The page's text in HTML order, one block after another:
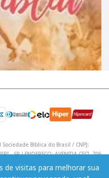
de visitas para melhorar sua
Bíblica do Brasil / CNPJ:
- SP / ENDEREÇO: AVENIDA CECI, 706
lojavirtual@sbb.org.br .